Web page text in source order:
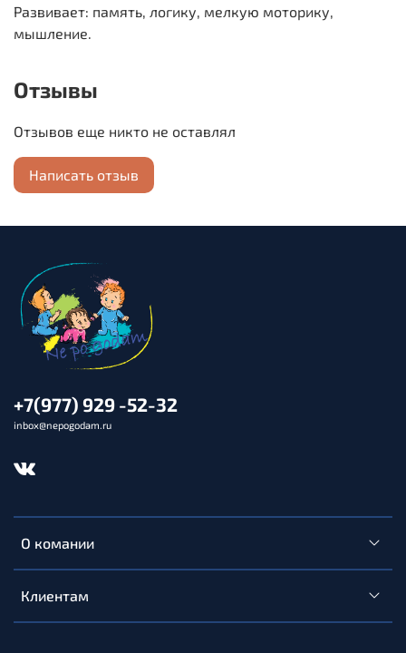
Развивает: память, логику, мелкую моторику,
мышление.
Отзывы
Отзывов еще никто не оставлял
Написать отзыв
О комании
Клиентам
+7(977) 929 -52-32
inbox@nepogodam.ru